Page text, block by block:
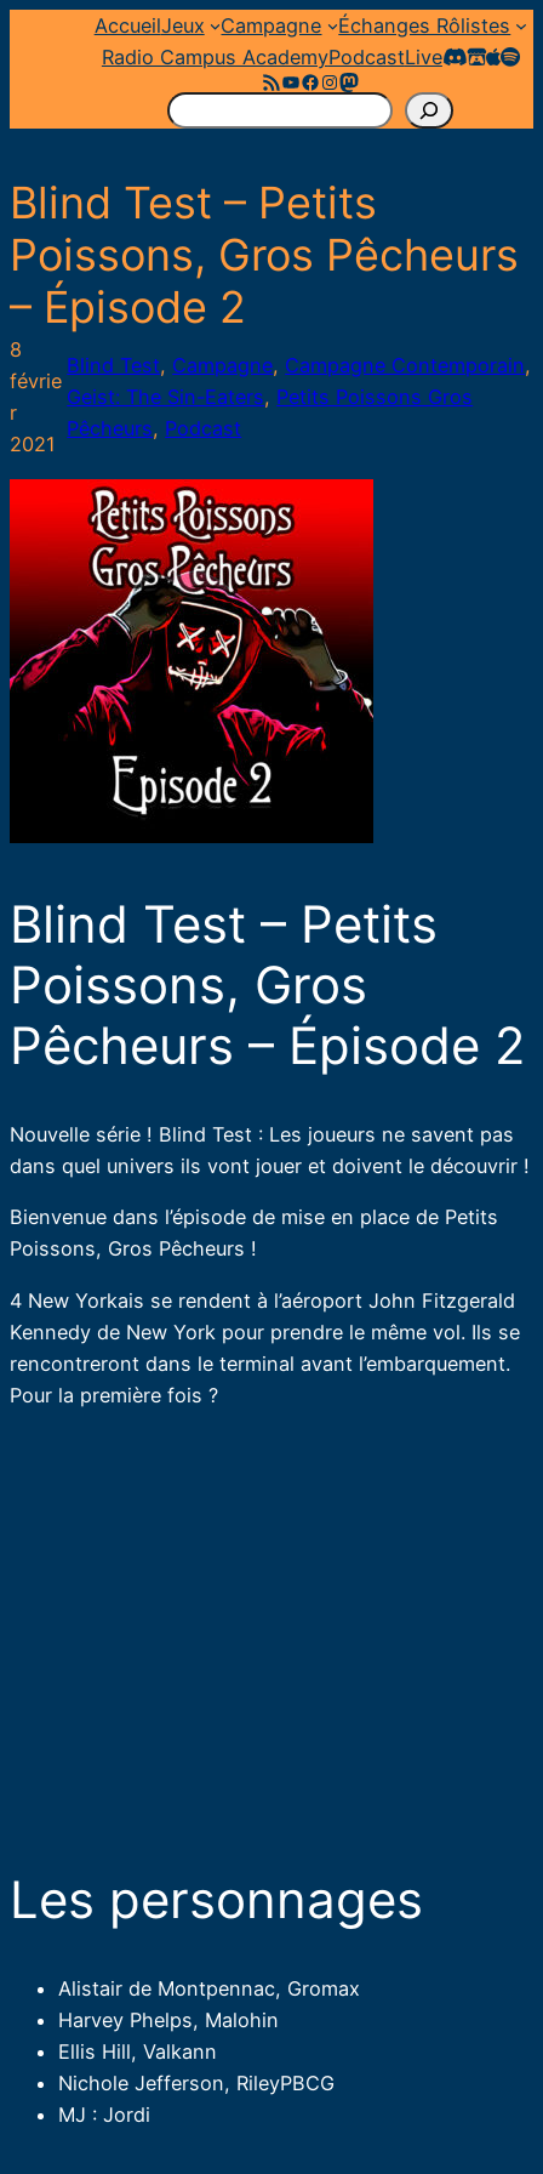
AccueilJeux Campagne
Échanges Rôlistes
Radio Campus AcademyPodcastLive
Flux RSS YouTube Facebook InstagramMastodon
R
h
r
c
h
e
r
Blind Test – Petits
Poissons, Gros Pêcheurs
– Épisode 2
8
févrie
r
2021
Blind Test, Campagne, Campagne Contemporain
Geist: The Sin-Eaters, Petits Poissons Gros
Pêcheurs, Podcast
Blind Test – Petits
Poissons, Gros
Pêcheurs – Épisode 2
Nouvelle série ! Blind Test : Les joueurs ne savent pas
dans quel univers ils vont jouer et doivent le découvrir !
Bienvenue dans l’épisode de mise en place de Petits
Poissons, Gros Pêcheurs !
4 New Yorkais se rendent à l’aéroport John Fitzgerald
Kennedy de New York pour prendre le même vol. Ils se
rencontreront dans le terminal avant l’embarquement.
Pour la première fois ?
Les personnages​
Alistair de Montpennac, Gromax
Harvey Phelps, Malohin
Ellis Hill, Valkann
Nichole Jefferson, RileyPBCG
MJ : Jordi